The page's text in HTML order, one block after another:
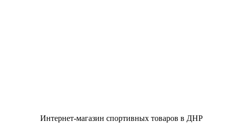
Интернет-магазин спортивных товаров в ДНР